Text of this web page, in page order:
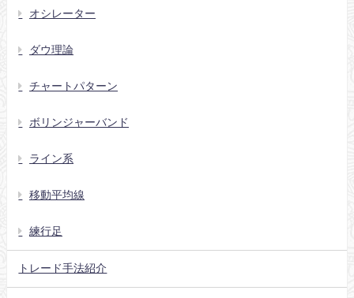
オシレーター
ダウ理論
チャートパターン
ボリンジャーバンド
ライン系
移動平均線
練行足
トレード手法紹介